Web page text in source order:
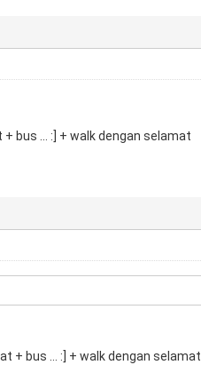
bus ... :] + walk dengan selamat
+ bus ... :] + walk dengan selamat